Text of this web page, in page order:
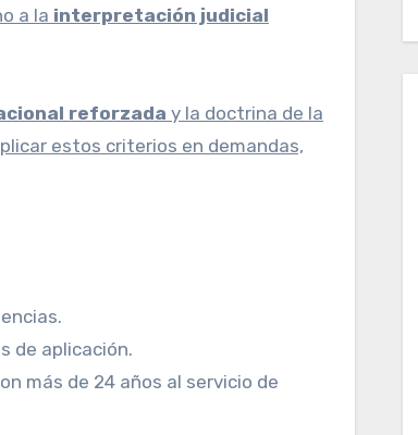
a la interpretación judicial
reforzada y la doctrina de la
estos criterios en demandas,
de aplicación.
más de 24 años al servicio de